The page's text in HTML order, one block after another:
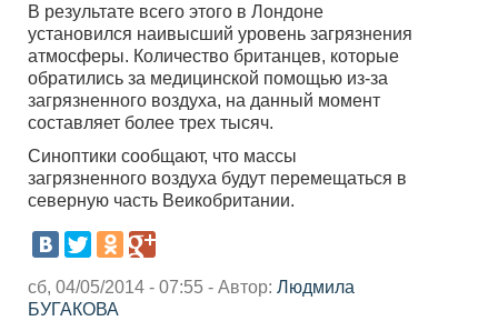
В результате всего этого в Лондоне
установился наивысший уровень загрязнения
атмосферы. Количество британцев, которые
обратились за медицинской помощью из-за
загрязненного воздуха, на данный момент
составляет более трех тысяч.
Синоптики сообщают, что массы
загрязненного воздуха будут перемещаться в
северную часть Веикобритании.
сб, 04/05/2014 - 07:55 - Автор: Людмила
БУГАКОВА